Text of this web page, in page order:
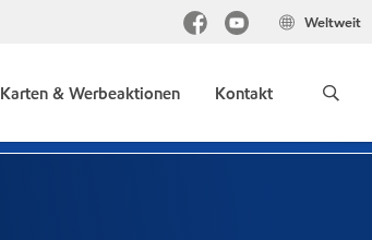
Weltweit
Karten & Werbeaktionen Kontakt